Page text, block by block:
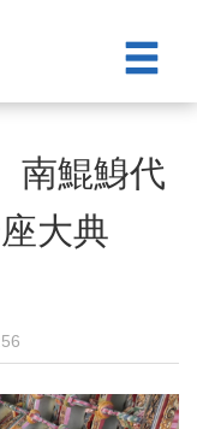
南鯤鯓代
大典